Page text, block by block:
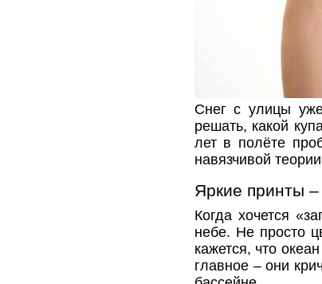
Снег с улицы
решать, какой
лет в полёте
навязчивой
Яркие принты
Когда хочется
небе. Не просто
кажется, что
главное – они